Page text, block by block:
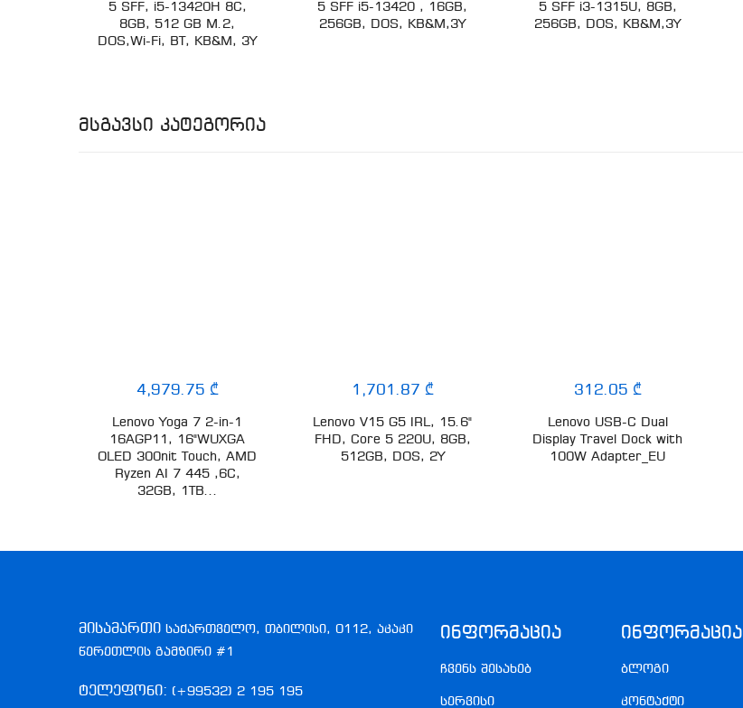
5 SFF, i5-13420H 8C,
8GB, 512 GB M.2,
DOS,Wi-Fi, BT, KB&M, 3Y
5 SFF i5-13420 , 16GB,
256GB, DOS, KB&M,3Y
5 SFF i3-1315U, 8GB,
256GB, DOS, KB&M,3Y
Მსგავსი Კატეგორია
4,979.75 ₾
Lenovo Yoga 7 2-in-1
16AGP11, 16"WUXGA
OLED 300nit Touch, AMD
Ryzen AI 7 445 ,6C,
32GB, 1TB...
1,701.87 ₾
Lenovo V15 G5 IRL, 15.6"
FHD, Core 5 220U, 8GB,
512GB, DOS, 2Y
312.05 ₾
Lenovo USB-C Dual
Display Travel Dock with
100W Adapter_EU
მისამართი საქართველო, თბილისი, 0112, აკაკი
წერეთლის გამზირი #1
ტელეფონი: (+99532) 2 195 195
Ინფორმაცია
ჩვენს შესახებ
სერვისი
Ინფორმაცია
ბლოგი
კონტაქტი